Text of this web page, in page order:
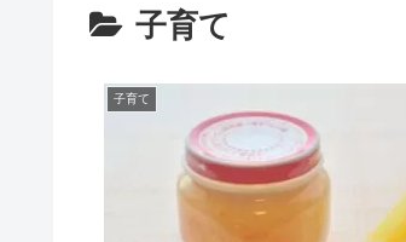
子育て
子育て